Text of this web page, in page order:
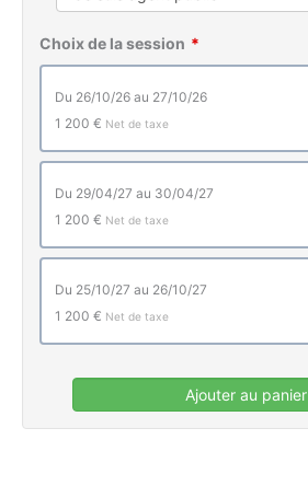
Choix de la session
du 26/10/26 au 27/10/26
1 200 € Net de taxe
du 29/04/27 au 30/04/27
1 200 € Net de taxe
du 25/10/27 au 26/10/27
1 200 € Net de taxe
Ajouter au panier